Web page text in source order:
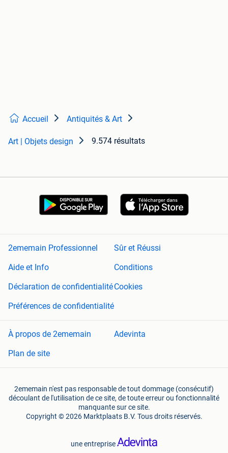
Accueil Antiquités & Art
Art | Objets design 9.574 résultats
2ememain Professionnel
Sûr et Réussi
Aide et Info
Conditions
Déclaration de confidentialitéCookies
Préférences de confidentialité
À propos de 2ememain
Adevinta
Plan de site
2ememain n'est pas responsable de tout dommage (consécutif)
découlant de l'utilisation de ce site, de toute erreur ou fonctionnalité
manquante sur ce site.
Copyright © 2026 Marktplaats B.V. Tous droits réservés.
une entreprise